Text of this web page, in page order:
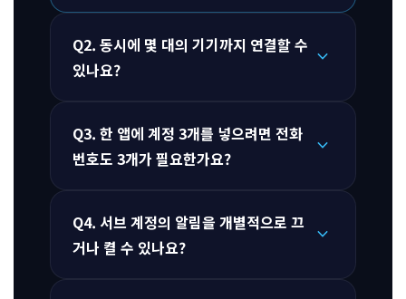
Q2. 동시에 몇 대의 기기까지 연결할 수
있나요?
expand_more
Q3. 한 앱에 계정 3개를 넣으려면 전화
번호도 3개가 필요한가요?
expand_more
Q4. 서브 계정의 알림을 개별적으로 끄
거나 켤 수 있나요?
expand_more